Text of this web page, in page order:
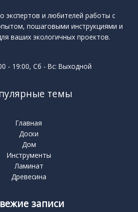
и любителей работы с
пошаговыми инструкциями и
ваших экологичных проектов.
- 19:00, Сб - Вс: Выходной
темы
Главная
Доски
Дом
Инструменты
Ламинат
Древесина
записи